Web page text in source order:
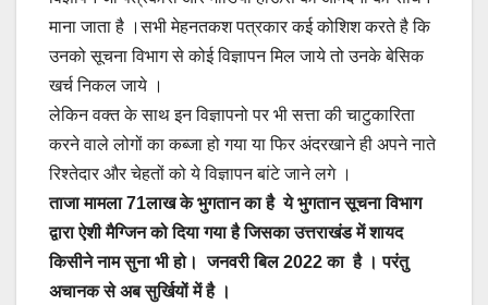
माना जाता है ।सभी मेहनतकश पत्रकार कई कोशिश करते है कि
उनको सूचना विभाग से कोई विज्ञापन मिल जाये तो उनके बेसिक
खर्च निकल जाये ।
लेकिन वक्त के साथ इन विज्ञापनो पर भी सत्ता की चाटुकारिता
करने वाले लोगों का कब्जा हो गया या फिर अंदरखाने ही अपने नाते
रिश्तेदार और चेहतों को ये विज्ञापन बांटे जाने लगे ।
ताजा मामला 71लाख के भुगतान का है ये भुगतान सूचना विभाग
द्वारा ऐशी मैग्जिन को दिया गया है जिसका उत्तराखंड में शायद
किसीने नाम सुना भी हो। जनवरी बिल 2022 का है । परंतु
अचानक से अब सुर्खियों में है ।